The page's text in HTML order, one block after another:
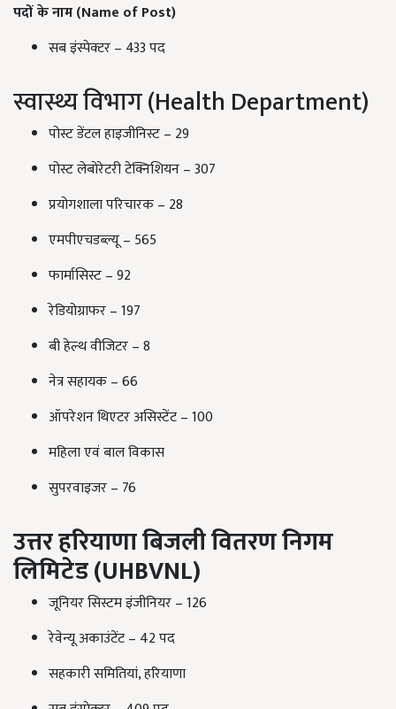
पदोंकेनाम (Name of Post)
सब इंस्पेक्टर – 433 पद
स्वास्थ्य विभाग (Health Department)
पोस्ट डेंटल हाइजीनिस्ट – 29
पोस्ट लेबोरेटरी टेक्निशियन – 307
प्रयोगशाला परिचारक – 28
एमपीएचडब्ल्यू – 565
फार्मासिस्ट – 92
रेडियोग्राफर – 197
बी हेल्थ वीजिटर – 8
नेत्र सहायक – 66
ऑपरेशन थिएटर असिस्टेंट – 100
महिला एवं बाल विकास
सुपरवाइजर – 76
उत्तर हरियाणा बिजली वितरण निगम
लिमिटेड (UHBVNL)
जूनियर सिस्टम इंजीनियर – 126
रेवेन्यू अकाउंटेंट – 42 पद
सहकारी समितियां, हरियाणा